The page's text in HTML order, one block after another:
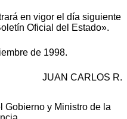
en vigor el día siguiente
Oficial del Estado».
de 1998.
JUAN CARLOS R.
Gobierno y Ministro de la